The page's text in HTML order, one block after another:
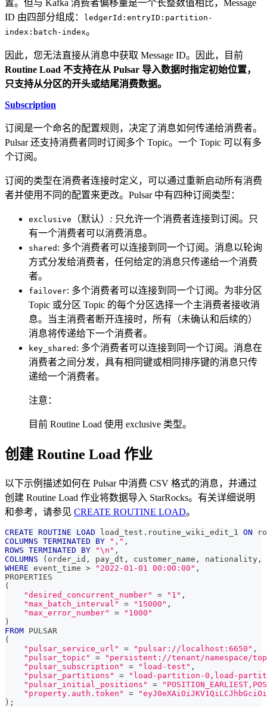
置。但与 Kafka 消费者偏移量是一个长整数值相比，Message
ID 由四部分组成：
ledgerId:entryID:partition-
index:batch-index。
因此，您无法直接从消息中获取 Message ID。因此，目前
Routine Load 不支持在从 Pulsar 导入数据时指定初始位置，
只支持从分区的开头或结尾消费数据。
Subscription
订阅是一个命名的配置规则，决定了消息如何传递给消费者。
Pulsar 还支持消费者同时订阅多个 Topic。一个 Topic 可以有多
个订阅。
订阅的类型在消费者连接时定义，可以通过重新启动所有消费
者并使用不同的配置来更改。Pulsar 中有四种订阅类型：
exclusive （默认） : 只允许一个消费者连接到订阅。只
有一个消费者可以消费消息。
shared : 多个消费者可以连接到同一个订阅。消息以轮询
方式分发给消费者，任何给定的消息只传递给一个消费
者。
failover: 多个消费者可以连接到同一个订阅。为非分区
Topic 或分区 Topic 的每个分区选择一个主消费者接收消
息。当主消费者断开连接时，所有（未确认和后续的）
消息将传递给下一个消费者。
key_shared : 多个消费者可以连接到同一个订阅。消息在
消费者之间分发，具有相同键或相同排序键的消息只传
递给一个消费者。
注意：
目前 Routine Load 使用 exclusive 类型。
创建 Routine Load 作业
以下示例描述如何在 Pulsar 中消费 CSV 格式的消息，并通过
创建 Routine Load 作业将数据导入 StarRocks。有关详细说明
和参考，请参见 CREATE ROUTINE LOAD。
CREATE ROUTINE LOAD load_test . routine_wiki_edit_1 ON
COLUMNS TERMINATED BY "," ,
ROWS TERMINATED BY "\n" ,
COLUMNS
( order_id , pay_dt , customer_name , nationality ,
WHERE event_time > "2022-01-01 00:00:00" ,
PROPERTIES
(
"desired_concurrent_number"
= "1" ,
"max_batch_interval"
= "15000" ,
"max_error_number"
=
"1000"
)
FROM PULSAR
(
"pulsar_service_url"
= "pulsar://localhost:6650" ,
"pulsar_topic"
=
"persistent://tenant/namespace/
"pulsar_subscription"
= "load-test" ,
"pulsar_partitions"
=
"load-partition-0,load-
"pulsar_initial_positions"
=
"property.auth.token"
=
) ;